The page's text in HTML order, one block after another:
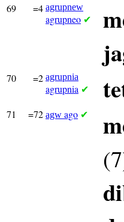
69 =4 agrupnew
agrupneo ✔
70 =2 agrupnia
agrupnia ✔
71 =72 agw ago ✔